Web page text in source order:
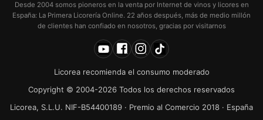
Desde 2004 somos pioneros en la venta por Internet de vinos y licores en
España: La Primera Licorería Online. 22 años después, más de medio millón
de clientes han confiado en nosotros, gracias por visitarnos
Licorea recomienda el consumo moderado
Copyright © 2004-2026 Todos los derechos reservados
Licorea, S.L.U. NIF-B54400189 · Premio al Comercio 2018 · España